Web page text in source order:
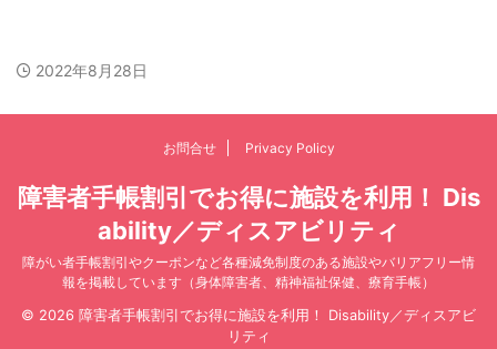
2022年8月28日
お問合せ Privacy Policy
障害者手帳割引でお得に施設を利用！ Dis
ability／ディスアビリティ
障がい者手帳割引やクーポンなど各種減免制度のある施設やバリアフリー情
報を掲載しています（身体障害者、精神福祉保健、療育手帳）
© 2026 障害者手帳割引でお得に施設を利用！ Disability／ディスアビ
リティ